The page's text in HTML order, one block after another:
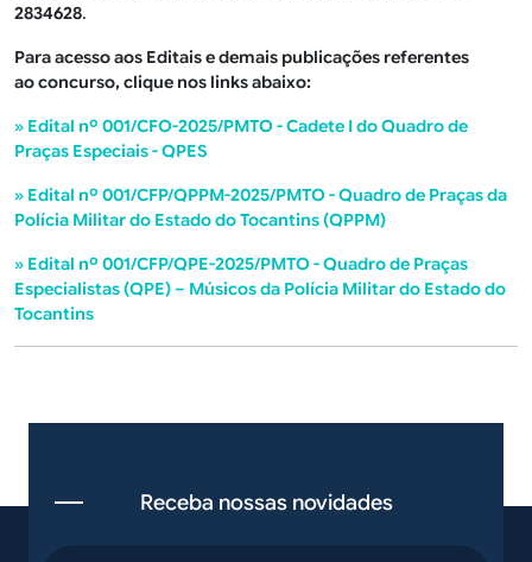
2834628.
Para acesso aos Editais e demais publicações referentes
ao concurso, clique nos links abaixo:
» Edital nº 001/CFO-2025/PMTO - Cadete I do Quadro de
Praças Especiais - QPES
» Edital nº 001/CFP/QPPM-2025/PMTO - Quadro de Praças da
Polícia Militar do Estado do Tocantins (QPPM)
» Edital nº 001/CFP/QPE-2025/PMTO - Quadro de Praças
Especialistas (QPE) – Músicos da Polícia Militar do Estado do
Tocantins
Receba nossas novidades